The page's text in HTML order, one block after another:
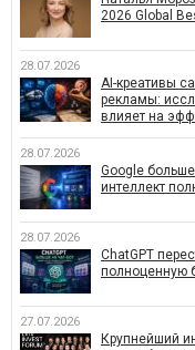
2026 Global
28.07.2026
AI-креативы
рекламы:
влияет на
28.07.2026
Google
интеллект
28.07.2026
ChatGPT
полноценную
27.07.2026
Крупнейший